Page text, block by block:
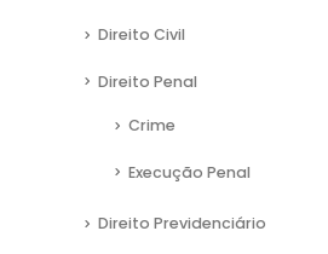
Direito Civil
Direito Penal
Crime
Execução Penal
Direito Previdenciário